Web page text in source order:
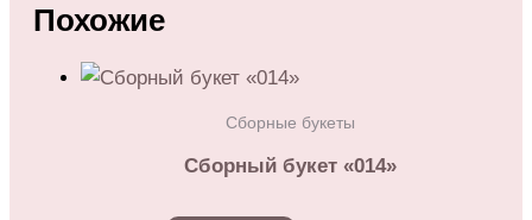
Похожие
Сборные букеты
Сборный букет «014»